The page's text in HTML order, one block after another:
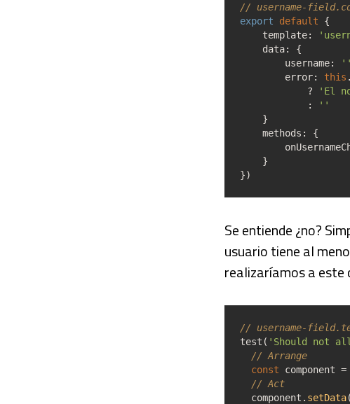
// username-
export
default
{
template:
data:
{
username: ''
error: this .
?
'El
:
''
}
methods :
{
}
})
Se entiende ¿no?
usuario tiene al
realizaríamos a este
// username-
test ( 'Should not
// Arrange
const component =
// Act
component. setData(